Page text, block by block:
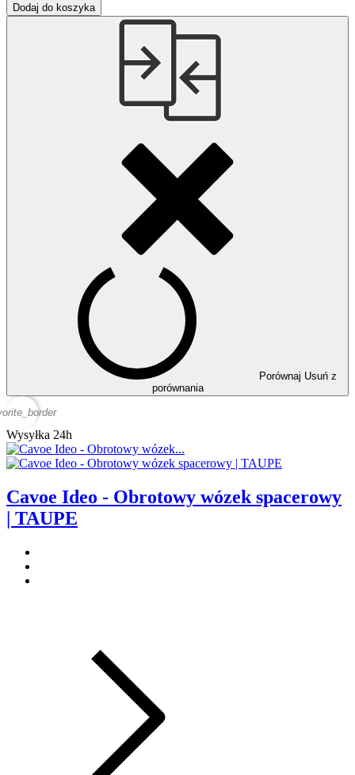
Dodaj do koszyka
Porównaj Usuń z
porównania
Wysyłka 24h
Cavoe Ideo - Obrotowy wózek spacerowy
| TAUPE